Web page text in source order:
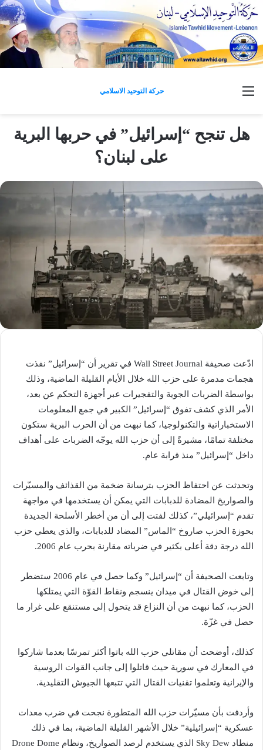
حركة التوحيد الاسلامي القائمة
هل تنجح “إسرائيل” في حربها البرية
على لبنان؟
ادّعت صحيفة Wall Street Journal في تقرير أن “إسرائيل” نفذت
هجمات مدمرة على حزب الله خلال الأيام القليلة الماضية، وذلك
بواسطة الضربات الجوية والتفجيرات عبر أجهزة التحكم عن بعد،
الأمر الذي كشف تفوق “إسرائيل” الكبير في جمع المعلومات
الاستخباراتية والتكنولوجيا، كما نبهت من أن الحرب البرية ستكون
مختلفة تمامًا، مشيرةً إلى أن حزب الله يوجّه الضربات على أهداف
داخل “إسرائيل” منذ قرابة عام.
وتحدثت عن احتفاظ الحزب بترسانة ضخمة من القذائف والمسيّرات
والصواريخ المضادة للدبابات التي يمكن أن يستخدمها في مواجهة
تقدم “إسرائيلي”، كذلك لفتت إلى أن من أخطر الأسلحة الجديدة
بحوزة الحزب صاروخ “الماس” المضاد للدبابات، والذي يعطي حزب
الله درجة دقة أعلى بكثير في ضرباته مقارنة بحرب عام 2006.
وتابعت الصحيفة أن “إسرائيل” وكما حصل في عام 2006 ستضطر
إلى خوض القتال في ميدان ينسجم ونقاط القوّة التي يمتلكها
الحزب، كما نبهت من أن النزاع قد يتحول إلى مستنقع على غرار ما
حصل في غزّة.
كذلك، أوضحت أن مقاتلي حزب الله باتوا أكثر تمرسًا بعدما شاركوا
في المعارك في سورية حيث قاتلوا إلى جانب القوات الروسية
والإيرانية وتعلموا تقنيات القتال التي تتبعها الجيوش التقليدية.
وأردفت بأن مسيّرات حزب الله المتطورة نجحت في ضرب معدات
عسكرية “إسرائيلية” خلال الأشهر القليلة الماضية، بما في ذلك
منطاد Sky Dew الذي يستخدم لرصد الصواريخ، ونظام Drone Dome